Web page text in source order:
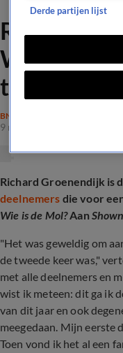
Richard
WIDM-
twijfel'
BN'ERS
9 nov 2025, 12:29
Richard Groenendijk is
deelnemers die voor
Wie is de Mol?Aan
"Het was geweldig om
de tweede keer was,"
met alle deelnemers en
wist ik meteen: dit ga ik
van dit jaar en ook
meegedaan. Mijn eerste
Toen vond ik het al een
Derde partijen lijst